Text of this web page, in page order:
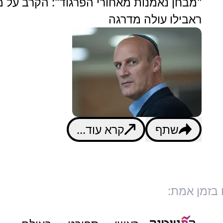
ראבילו עולה מדרגה
קרא עוד... שתף
בזמן אמת: